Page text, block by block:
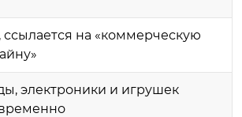
ссылается на «коммерческую
электроники и игрушек